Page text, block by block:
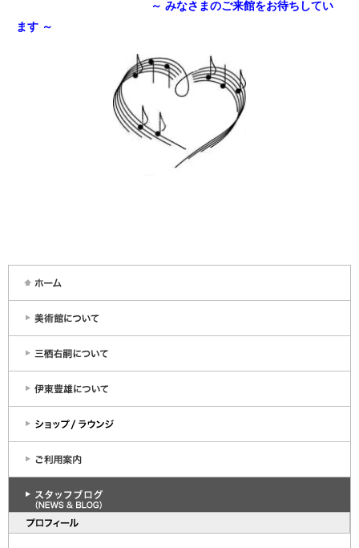
～ みなさまのご来館をお待ちしてい
ます ～